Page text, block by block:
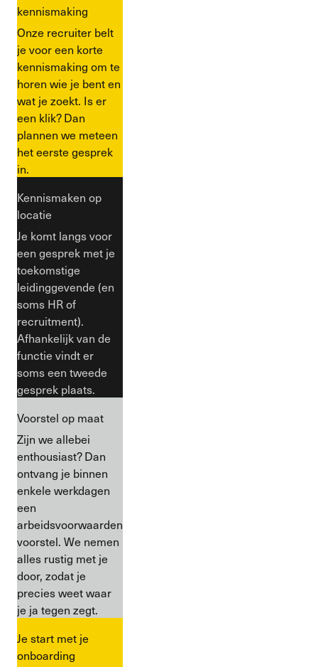
kennismaking
Onze recruiter belt
je voor een korte
kennismaking om te
horen wie je bent en
wat je zoekt. Is er
een klik? Dan
plannen we meteen
het eerste gesprek
in.
Kennismaken op
locatie
Je komt langs voor
een gesprek met je
toekomstige
leidinggevende (en
soms HR of
recruitment).
Afhankelijk van de
functie vindt er
soms een tweede
gesprek plaats.
Voorstel op maat
Zijn we allebei
enthousiast? Dan
ontvang je binnen
enkele werkdagen
een
arbeidsvoorwaarden
voorstel. We nemen
alles rustig met je
door, zodat je
precies weet waar
je ja tegen zegt.
Je start met je
onboarding